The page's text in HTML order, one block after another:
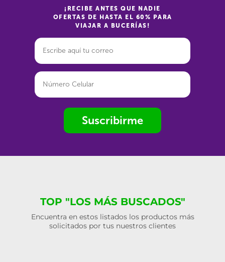
¡RECIBE ANTES QUE NADIE
OFERTAS DE HASTA EL 60% PARA
VIAJAR A BUCERÍAS!
Suscribirme
TOP "LOS MÁS BUSCADOS"
Encuentra en estos listados los productos más
solicitados por tus nuestros clientes